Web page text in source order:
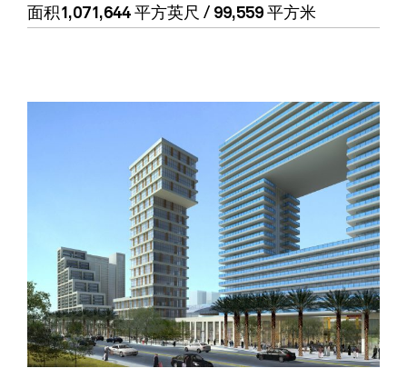
面积1,071,644 平方英尺 / 99,559 平方米